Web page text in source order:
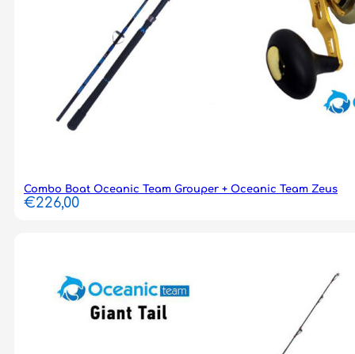
Combo Boat Oceanic Team Grouper + Oceanic Team Zeus
€226,00